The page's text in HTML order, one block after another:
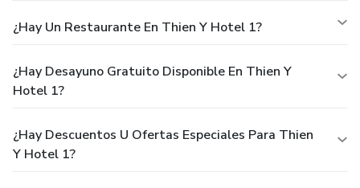
¿Hay Un Restaurante En Thien Y Hotel 1?
¿Hay Desayuno Gratuito Disponible En Thien Y
Hotel 1?
¿Hay Descuentos U Ofertas Especiales Para Thien
Y Hotel 1?